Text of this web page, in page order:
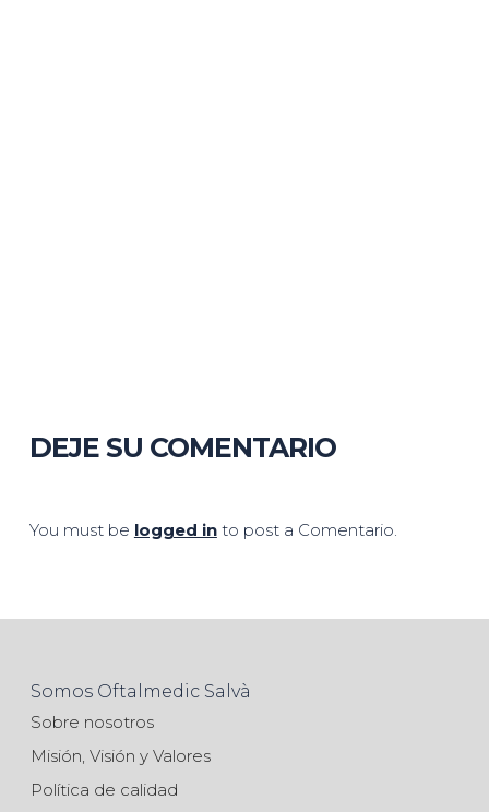
DEJE SU COMENTARIO
You must be logged into post a Comentario.
Somos Oftalmedic Salvà
Sobre nosotros
Misión, Visión y Valores
Política de calidad